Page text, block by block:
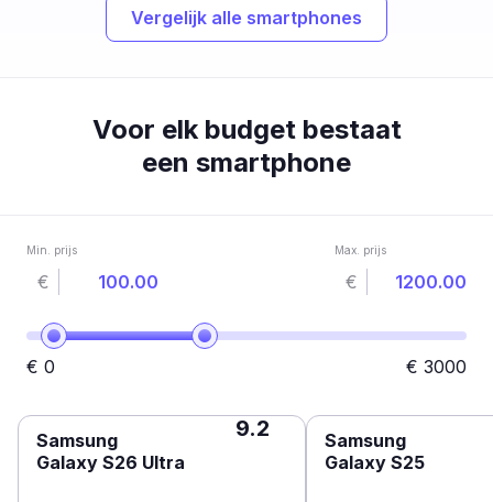
Vergelijk alle smartphones
Voor elk budget bestaat
een smartphone
Min. prijs
€
Max. prijs
€
€ 0 € 3000
Samsung
Galaxy S26 Ultra
9.2
Samsung
Galaxy S25